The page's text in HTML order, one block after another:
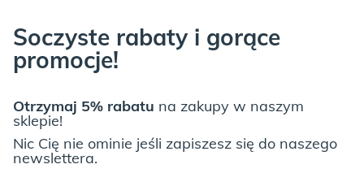
Soczyste rabaty i gorące
promocje!
Otrzymaj 5% rabatu na zakupy w naszym
sklepie!
Nic Cię nie ominie jeśli zapiszesz się do naszego
newslettera.